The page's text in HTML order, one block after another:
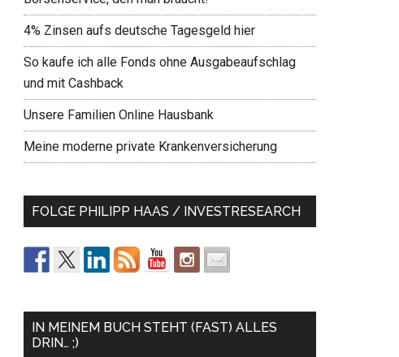
4% Zinsen aufs deutsche Tagesgeld hier
So kaufe ich alle Fonds ohne Ausgabeaufschlag
und mit Cashback
Unsere Familien Online Hausbank
Meine moderne private Krankenversicherung
FOLGE PHILIPP HAAS / INVESTRESEARCH
IN MEINEM BUCH STEHT (FAST) ALLES
DRIN… ;)